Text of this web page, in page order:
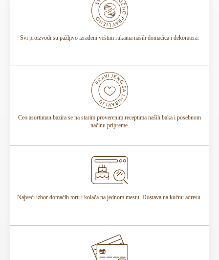
Rok trajanja je istaknut na deklaraciji torte.
Svi proizvodi su pažljivo izrađeni veštim rukama naših domaćica i dekoratera.
Ceo asortiman bazira se na starim proverenim receptima naših baka i posebnom
načinu pripreme.
Najveći izbor domaćih torti i kolača na jednom mestu. Dostava na kućnu adresu.